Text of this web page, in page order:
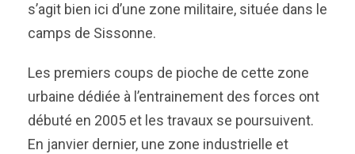
s’agit bien ici d’une zone militaire, située dans le
camps de Sissonne.
Les premiers coups de pioche de cette zone
urbaine dédiée à l’entrainement des forces ont
débuté en 2005 et les travaux se poursuivent.
En janvier dernier, une zone industrielle et